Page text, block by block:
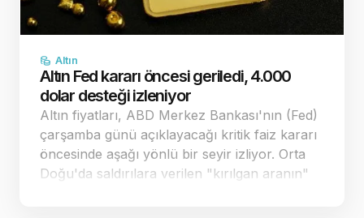
Altın
Altın Fed kararı öncesi geriledi, 4.000
dolar desteği izleniyor
Altın fiyatları, ABD Merkez Bankası'nın (Fed)
çarşamba günü açıklayacağı kritik faiz kararı
öncesinde aşağı yönlü bir seyir izliyor. Orta
Doğu'da saldırılara verilen "kırılgan aranın"